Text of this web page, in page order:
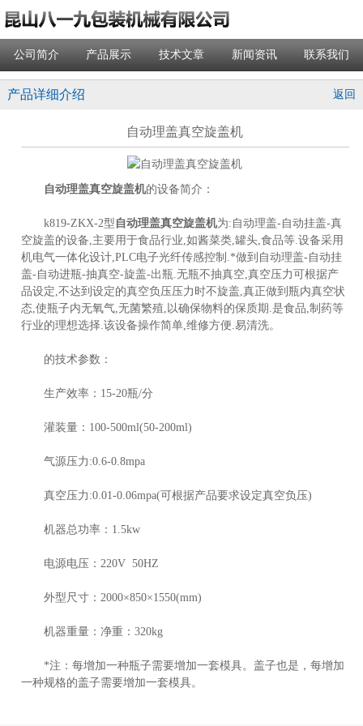
公司简介 产品展示 技术文章 新闻资讯 联系我们
产品详细介绍 返回
自动理盖真空旋盖机
自动理盖真空旋盖机的设备简介：
k819-ZKX-2型 自动理盖真空旋盖机为:自动理盖-自动挂盖-真
空旋盖的设备,主要用于食品行业,如酱菜类,罐头,食品等.设备采用
机电气一体化设计,PLC电子光纤传感控制.*做到自动理盖-自动挂
盖-自动进瓶-抽真空-旋盖-出瓶.无瓶不抽真空,真空压力可根据产
品设定,不达到设定的真空负压压力时不旋盖,真正做到瓶内真空状
态,使瓶子内无氧气,无菌繁殖,以确保物料的保质期.是食品,制药等
行业的理想选择.该设备操作简单,维修方便.易清洗。
的技术参数：
生产效率：15-20瓶/分
灌装量：100-500ml(50-200ml)
气源压力:0.6-0.8mpa
真空压力:0.01-0.06mpa(可根据产品要求设定真空负压)
机器总功率：1.5kw
电源电压：220V 50HZ
外型尺寸：2000×850×1550(mm)
机器重量：净重：320kg
*注：每增加一种瓶子需要增加一套模具。盖子也是，每增加
一种规格的盖子需要增加一套模具。